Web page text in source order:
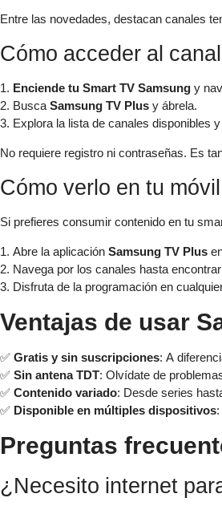
Entre las novedades, destacan canales
Cómo acceder al
1. Enciende tu Smart TV Samsung y
2. Busca Samsung TV Plus y ábrela.
3. Explora la lista de canales disponibles
No requiere registro ni contraseñas. Es
Cómo verlo en tu
Si prefieres consumir contenido en tu
1. Abre la aplicación Samsung TV Plus
2. Navega por los canales hasta
3. Disfruta de la programación en
Ventajas de usar
✅ Gratis y sin suscripciones: A
✅ Sin antena TDT: Olvídate de
✅ Contenido variado: Desde series
✅ Disponible en múltiples dispositivos
Preguntas
¿Necesito internet